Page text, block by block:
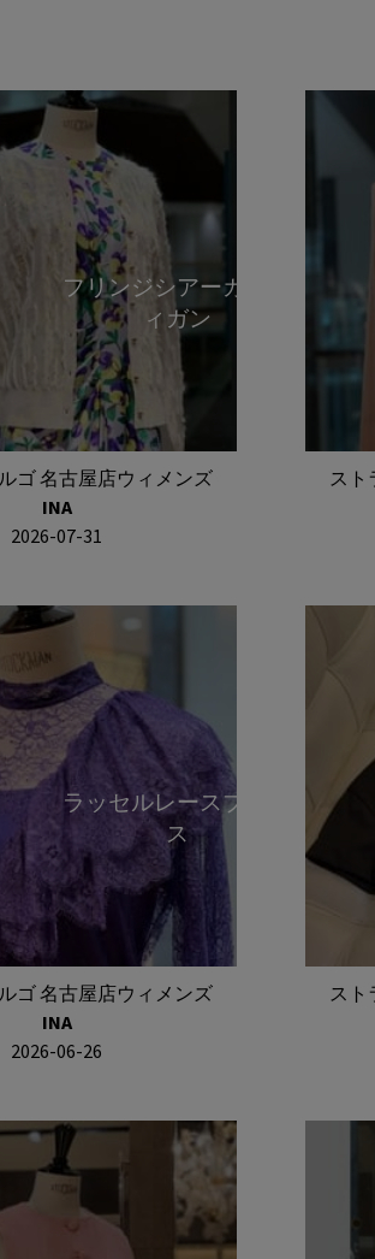
フリンジシアーカーデ
ィガン
ゴ 名古屋店ウィメンズ
INA
2026-07-31
スト
ラッセルレースブラウ
ス
ゴ 名古屋店ウィメンズ
INA
2026-06-26
スト